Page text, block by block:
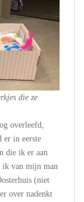
die ze
overleefd,
er in eerste
die ik er aan
ik van mijn man
(niet
over nadenkt